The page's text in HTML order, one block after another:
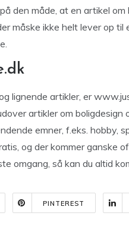
den måde, at en artikel om
måske ikke helt lever op
lignende artikler, er
artikler om boligdesign
emner, f.eks. hobby,
og der kommer ganske
omgang, så kan du altid
PINTEREST